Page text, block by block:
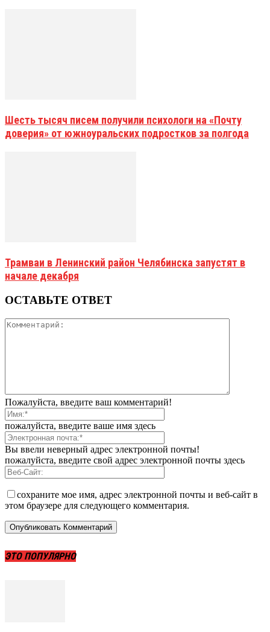
Шесть тысяч писем получили психологи на «Почту
доверия» от южноуральских подростков за полгода
Трамваи в Ленинский район Челябинска запустят в
начале декабря
ОСТАВЬТЕ ОТВЕТ
Пожалуйста, введите ваш комментарий!
пожалуйста, введите ваше имя здесь
Вы ввели неверный адрес электронной почты!
пожалуйста, введите свой адрес электронной почты здесь
сохраните мое имя, адрес электронной почты и веб-сайт в
этом браузере для следующего комментария.
ЭТО ПОПУЛЯРНО